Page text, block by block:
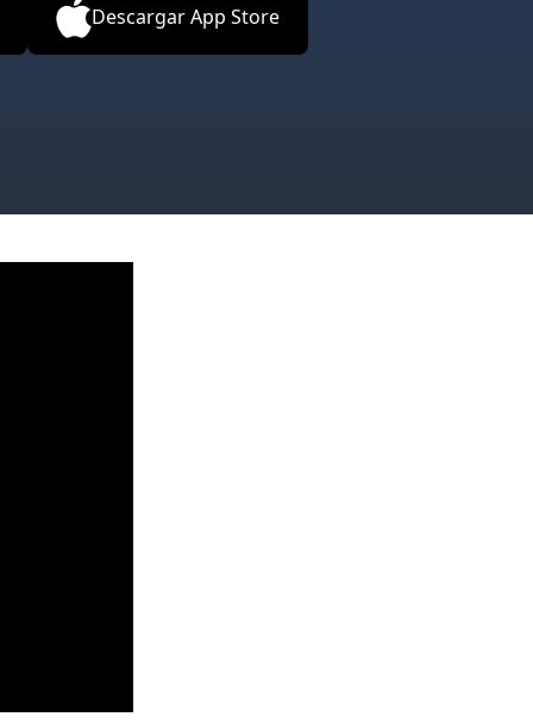
Descargar App Store